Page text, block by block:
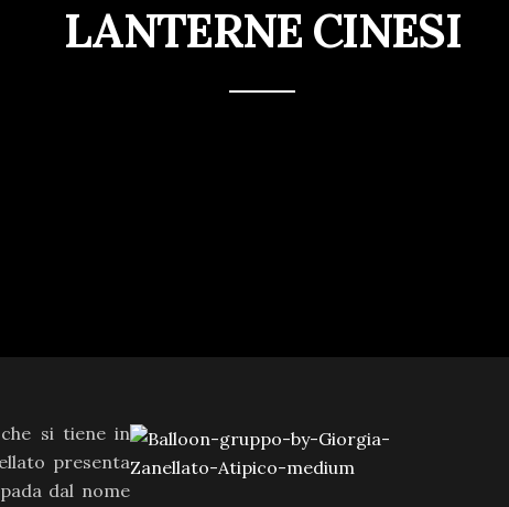
LANTERNE CINESI
si tiene in
presenta
dal nome